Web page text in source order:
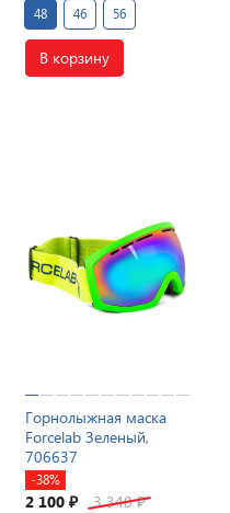
48 46 56
В корзину
Горнолыжная маска
Forcelab Зеленый,
706637
-38%
2 100 ₽ 3 340₽